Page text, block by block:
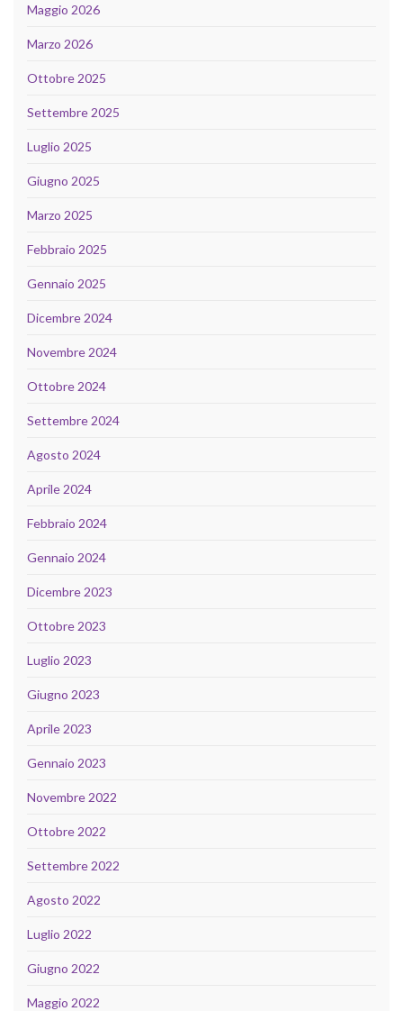
Maggio 2026
Marzo 2026
Ottobre 2025
Settembre 2025
Luglio 2025
Giugno 2025
Marzo 2025
Febbraio 2025
Gennaio 2025
Dicembre 2024
Novembre 2024
Ottobre 2024
Settembre 2024
Agosto 2024
Aprile 2024
Febbraio 2024
Gennaio 2024
Dicembre 2023
Ottobre 2023
Luglio 2023
Giugno 2023
Aprile 2023
Gennaio 2023
Novembre 2022
Ottobre 2022
Settembre 2022
Agosto 2022
Luglio 2022
Giugno 2022
Maggio 2022